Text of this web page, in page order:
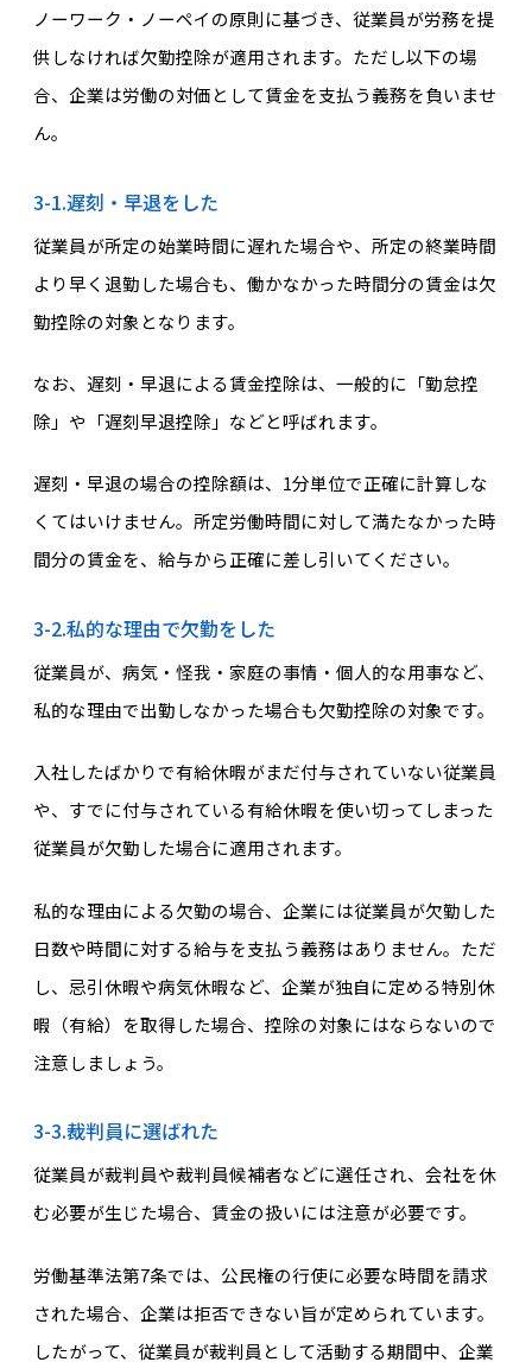
ノーワーク・ノーペイの原則に基づき、従業員が労務を提
供しなければ欠勤控除が適用されます。ただし以下の場
合、企業は労働の対価として賃金を支払う義務を負いませ
ん。
3-1.遅刻・早退をした
従業員が所定の始業時間に遅れた場合や、所定の終業時間
より早く退勤した場合も、働かなかった時間分の賃金は欠
勤控除の対象となります。
なお、遅刻・早退による賃金控除は、一般的に「勤怠控
除」や「遅刻早退控除」などと呼ばれます。
遅刻・早退の場合の控除額は、1分単位で正確に計算しな
くてはいけません。所定労働時間に対して満たなかった時
間分の賃金を、給与から正確に差し引いてください。
3-2.私的な理由で欠勤をした
従業員が、病気・怪我・家庭の事情・個人的な用事など、
私的な理由で出勤しなかった場合も欠勤控除の対象です。
入社したばかりで有給休暇がまだ付与されていない従業員
や、すでに付与されている有給休暇を使い切ってしまった
従業員が欠勤した場合に適用されます。
私的な理由による欠勤の場合、企業には従業員が欠勤した
日数や時間に対する給与を支払う義務はありません。ただ
し、忌引休暇や病気休暇など、企業が独自に定める特別休
暇（有給）を取得した場合、控除の対象にはならないので
注意しましょう。
3-3.裁判員に選ばれた
従業員が裁判員や裁判員候補者などに選任され、会社を休
む必要が生じた場合、賃金の扱いには注意が必要です。
労働基準法第7条では、公民権の行使に必要な時間を請求
された場合、企業は拒否できない旨が定められています。
したがって、従業員が裁判員として活動する期間中、企業